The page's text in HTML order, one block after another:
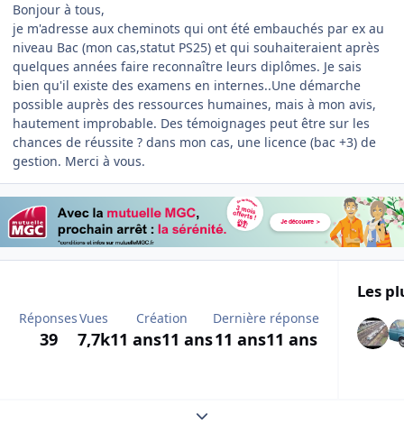
Bonjour à tous,
je m'adresse aux cheminots qui ont été embauchés par ex au
niveau Bac (mon cas,statut PS25) et qui souhaiteraient après
quelques années faire reconnaître leurs diplômes. Je sais
bien qu'il existe des examens en internes..Une démarche
possible auprès des ressources humaines, mais à mon avis,
hautement improbable. Des témoignages peut être sur les
chances de réussite ? dans mon cas, une licence (bac +3) de
gestion. Merci à vous.
Réponses
39
Vues
7,7k
Création
11 ans11 ans
Dernière réponse
11 ans11 ans
Les
Expand topic overview